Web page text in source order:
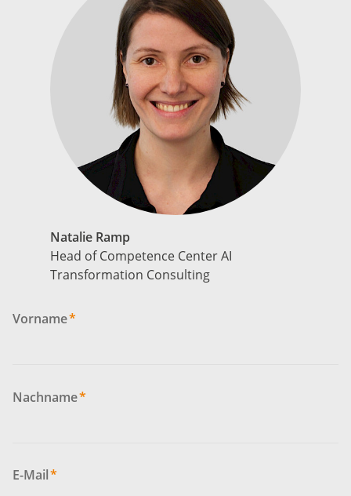
Natalie Ramp
Head of Competence Center AI
Transformation Consulting
Vorname*
Nachname*
E-Mail*